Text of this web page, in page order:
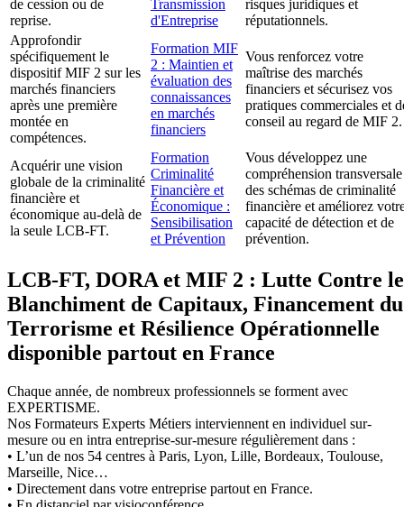
de cession ou de
reprise.
Transmission
d'Entreprise
risques juridiques et
réputationnels.
Approfondir
spécifiquement le
dispositif MIF 2 sur les
marchés financiers
après une première
montée en
compétences.
Formation MIF
2 : Maintien et
évaluation des
connaissances
en marchés
financiers
Vous renforcez votre
maîtrise des marchés
financiers et sécurisez vos
pratiques commerciales et
conseil au regard de MIF 2.
Acquérir une vision
globale de la criminalité
financière et
économique au-delà de
la seule LCB-FT.
Formation
Criminalité
Financière et
Économique :
Sensibilisation
et Prévention
Vous développez une
compréhension transversale
des schémas de criminalité
financière et améliorez
capacité de détection et de
prévention.
LCB-FT, DORA et MIF 2 : Lutte Contre le
Blanchiment de Capitaux, Financement du
Terrorisme et Résilience Opérationnelle
disponible partout en France
Chaque année, de nombreux professionnels se forment avec
EXPERTISME.
Nos Formateurs Experts Métiers interviennent en individuel sur-
mesure ou en intra entreprise-sur-mesure régulièrement dans :
• L’un de nos 54 centres à Paris, Lyon, Lille, Bordeaux, Toulouse,
Marseille, Nice…
• Directement dans votre entreprise partout en France.